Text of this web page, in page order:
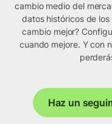
cambio medio del
datos históricos de
cambio mejor?
cuando mejore. Y con
Haz un